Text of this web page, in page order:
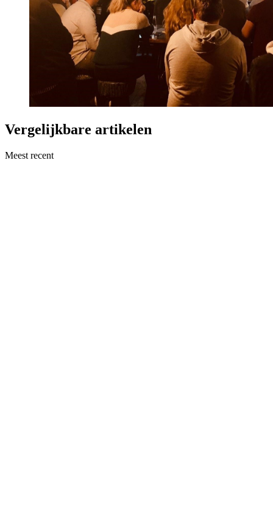
Vergelijkbare artikelen
Meest recent